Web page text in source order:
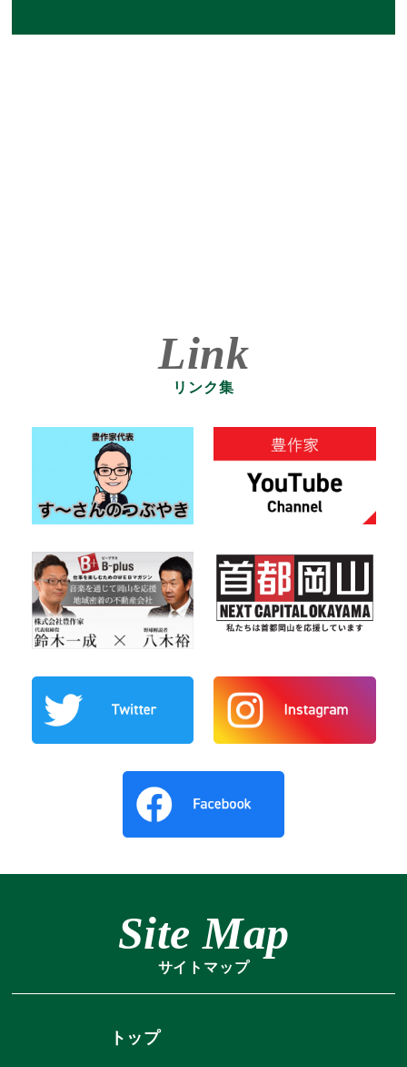
Link
リンク集
Site Map
サイトマップ
トップ